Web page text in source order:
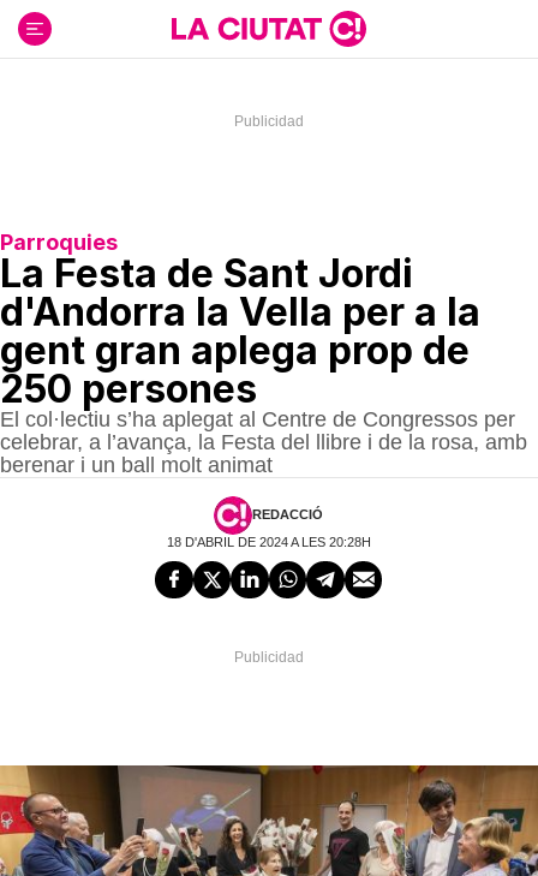
contenido
Parroquies
La Festa de Sant Jordi
d'Andorra la Vella per a la
gent gran aplega prop de
250 persones
El col·lectiu s’ha aplegat al Centre de Congressos per
celebrar, a l’avança, la Festa del llibre i de la rosa, amb
berenar i un ball molt animat
REDACCIÓ
18 D'ABRIL DE 2024 A LES 20:28H